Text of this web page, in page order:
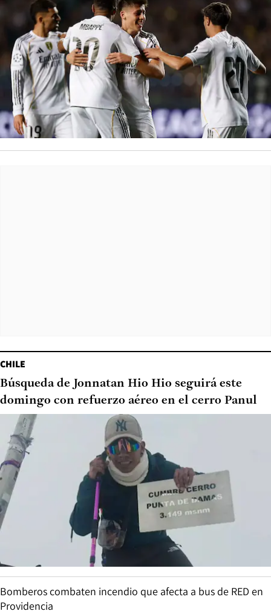
CHILE
Búsqueda de Jonnatan Hio Hio seguirá este
domingo con refuerzo aéreo en el cerro Panul
Bomberos combaten incendio que afecta a bus de RED en
Providencia